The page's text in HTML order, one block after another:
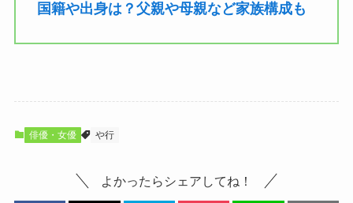
国籍や出身は？父親や母親など家族構成も
俳優・女優 や行
よかったらシェアしてね！